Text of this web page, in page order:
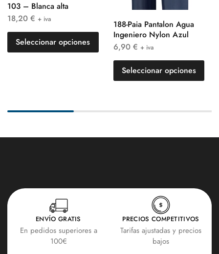
103 – Blanca alta
18,20 € + iva
Seleccionar opciones
188-Paia Pantalon Agua
Ingeniero Nylon Azul
6,90 € + iva
Seleccionar opciones
ENVÍO GRATIS
En pedidos superiores a
100€
PRECIOS COMPETITIVOS
Tarifas ajustadas y precios
bajos